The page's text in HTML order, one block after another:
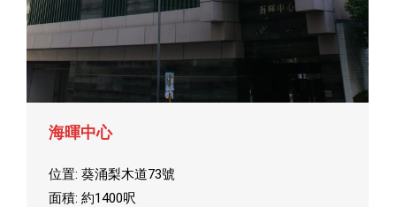
海暉中心
位置: 葵涌梨木道73號
面積: 約1400呎